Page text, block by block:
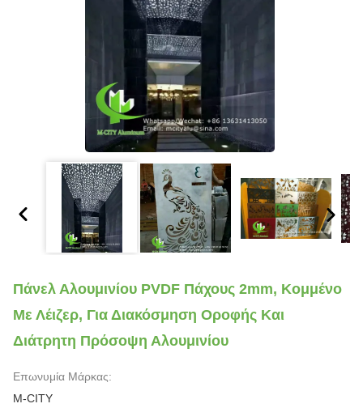
Πάνελ Αλουμινίου PVDF Πάχους 2mm, Κομμένο
Με Λέιζερ, Για Διακόσμηση Οροφής Και
Διάτρητη Πρόσοψη Αλουμινίου
Επωνυμία Μάρκας:
M-CITY